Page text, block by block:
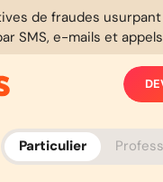
de fraudes
SMS, e-mails et
Particulier